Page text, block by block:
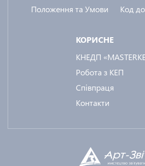
Положення та Умови
Код
КОРИСНЕ
КНЕДП
Робота з КЕП
Співпраця
Контакти